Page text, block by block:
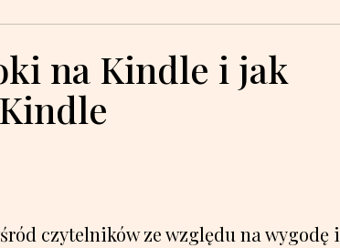
na Kindle i jak
czytelników ze względu na wygodę i